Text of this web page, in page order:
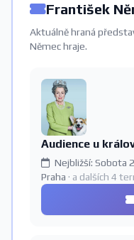
František
Aktuálně hraná
Němec hraje.
Audience u
Nejbližší: Sobota
Praha · a dalších 4